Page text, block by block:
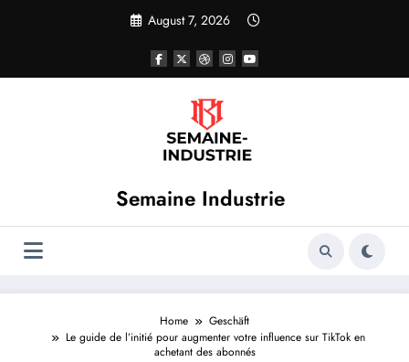
August 7, 2026
Semaine Industrie
Home
Geschäft
Le guide de l’initié pour augmenter votre influence sur TikTok en
achetant des abonnés